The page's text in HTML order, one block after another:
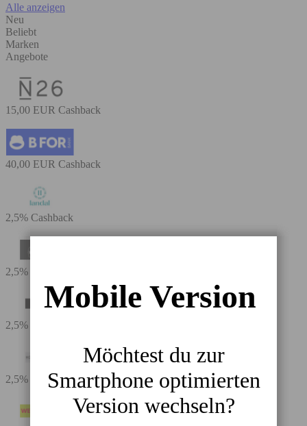
Alle anzeigen
Neu
Beliebt
Marken
Angebote
15,00 EUR Cashback
40,00 EUR Cashback
2,5% Cashback
2,5% Cashback
2,5% Cashback
2,5% Cashback
Mobile Version
Möchtest du zur
Smartphone optimierten
Version wechseln?